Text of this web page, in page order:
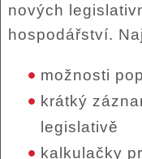
nových
hospodářství.
možnosti
krátký
legislativě
kalkulačky